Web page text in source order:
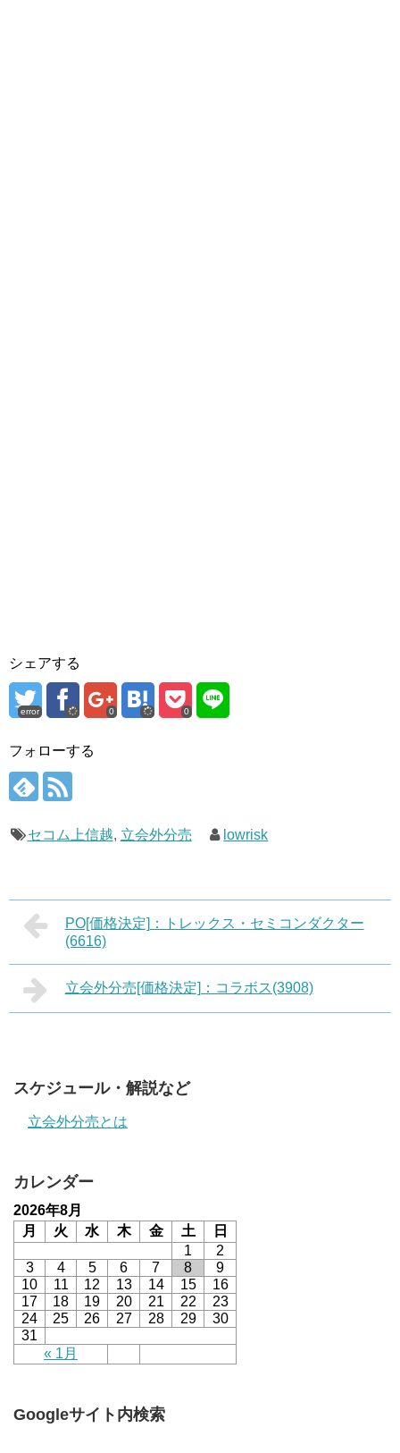
シェアする
error 0 0
フォローする
セコム上信越, 立会外分売 lowrisk
PO[価格決定]：トレックス・セミコンダクター
(6616)
立会外分売[価格決定]：コラボス(3908)
スケジュール・解説など
立会外分売とは
カレンダー
2026年8月
月
火 水 木 金 土 日
« 1月
1
2
3
4 5 6 7 8
9
10
11 12 13 14 15
16
17
18 19 20 21 22
23
24
25 26 27 28 29
30
31
Googleサイト内検索